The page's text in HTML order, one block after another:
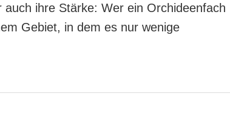
ihre Stärke: Wer ein Orchideenfach
Gebiet, in dem es nur wenige